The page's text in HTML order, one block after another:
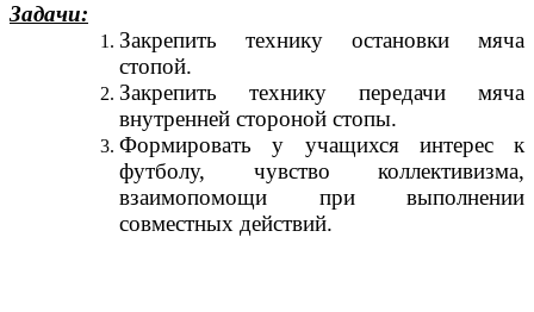
Задачи:
Закрепить технику остановки мяча
стопой.
Закрепить технику передачи мяча
внутренней стороной стопы.
Формировать у учащихся интерес к
футболу, чувство коллективизма,
взаимопомощи при выполнении
совместных действий.